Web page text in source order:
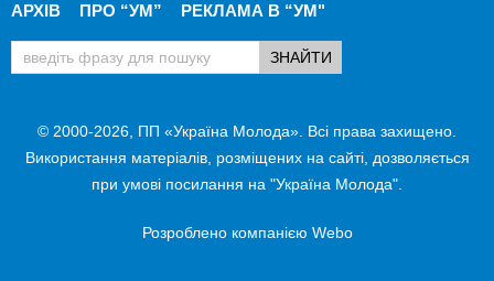
АРХІВ ПРО “УМ” РЕКЛАМА В “УМ"
© 2000-2026, ПП «Україна Молода». Всі права захищено.
Використання матеріалів, розміщених на сайті, дозволяється
при умові посилання на "Україна Молода".
Розроблено компанією Webo